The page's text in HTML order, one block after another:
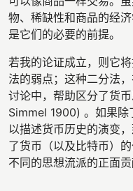
物、稀缺性和商品的经
是它们的必要的前提。
若我的论证成立，则它
法的弱点；这种二分法
讨论中，帮助区分了货
Simmel 1900) 。如果除
以描述货币历史的演变
了货币（以及比特币）
不同的思想流派的正面贡